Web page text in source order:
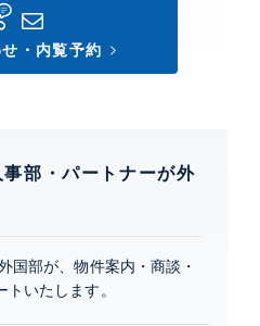
・内覧予約
部・パートナーが外
国部が、物件案内・商談・
いたします。